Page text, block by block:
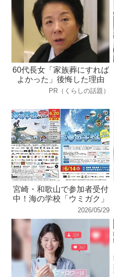
60代長女「家族葬にすれば
よかった」後悔した理由
PR（くらしの話題）
宮崎・和歌山で参加者受付
中！海の学校「ウミガク」
2026/05/29